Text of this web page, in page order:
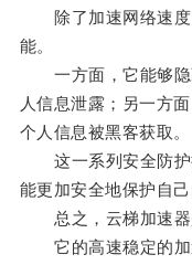
除了加速网络速度
能。
一方面，它能够隐
人信息泄露；另一方
个人信息被黑客获取。
这一系列安全防护
能更加安全地保护自己
总之，云梯加速器
它的高速稳定的加